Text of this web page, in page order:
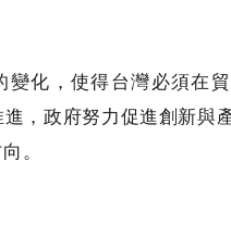
化，使得台灣必須在
，政府努力促進創新與
。